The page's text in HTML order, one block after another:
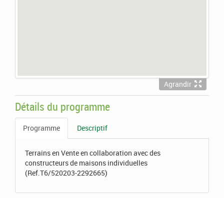
Agrandir
Détails du programme
Programme Descriptif
Terrains en Vente en collaboration avec des
constructeurs de maisons individuelles
(Ref.T6/520203-2292665)